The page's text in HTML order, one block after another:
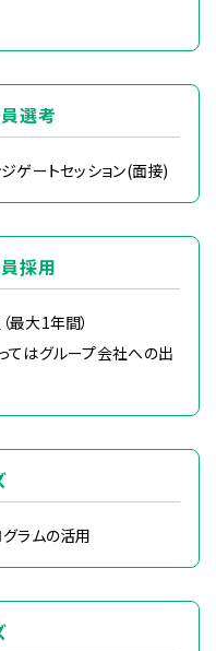
選考
ゲートセッション(面接)
採用
大1年間）
てはグループ会社への出
ラムの活用